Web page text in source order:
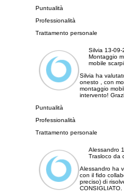
Puntualità
Professionalità
Trattamento personale
Silvia 13-09-
Montaggio
mobile
Silvia ha
onesto , con
montaggio
intervento!
Puntualità
Professionalità
Trattamento personale
Alessandro
Trasloco da
Alessandro ha
con il fido
preciso) di
CONSIGLIATO.